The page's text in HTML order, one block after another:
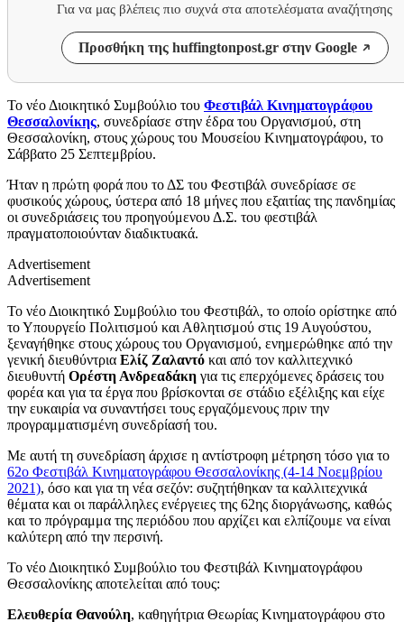
Για να μας βλέπεις πιο συχνά στα αποτελέσματα αναζήτησης
Προσθήκη της huffingtonpost.gr στην Google
Το νέο Διοικητικό Συμβούλιο του Φεστιβάλ Κινηματογράφου
Θεσσαλονίκης, συνεδρίασε στην έδρα του Οργανισμού, στη
Θεσσαλονίκη, στους χώρους του Μουσείου Κινηματογράφου, το
Σάββατο 25 Σεπτεμβρίου.
Ήταν η πρώτη φορά που το ΔΣ του Φεστιβάλ συνεδρίασε σε
φυσικούς χώρους, ύστερα από 18 μήνες που εξαιτίας της πανδημίας
οι συνεδριάσεις του προηγούμενου Δ.Σ. του φεστιβάλ
πραγματοποιούνταν διαδικτυακά.
Advertisement
Advertisement
Το νέο Διοικητικό Συμβούλιο του Φεστιβάλ, το οποίο ορίστηκε από
το Υπουργείο Πολιτισμού και Αθλητισμού στις 19 Αυγούστου,
ξεναγήθηκε στους χώρους του Οργανισμού, ενημερώθηκε από την
γενική διευθύντρια Ελίζ Ζαλαντό και από τον καλλιτεχνικό
διευθυντή Ορέστη Ανδρεαδάκη για τις επερχόμενες δράσεις του
φορέα και για τα έργα που βρίσκονται σε στάδιο εξέλιξης και είχε
την ευκαιρία να συναντήσει τους εργαζόμενους πριν την
προγραμματισμένη συνεδρίασή του.
Με αυτή τη συνεδρίαση άρχισε η αντίστροφη μέτρηση τόσο για το
62ο Φεστιβάλ Κινηματογράφου Θεσσαλονίκης (4-14 Νοεμβρίου
2021), όσο και για τη νέα σεζόν: συζητήθηκαν τα καλλιτεχνικά
θέματα και οι παράλληλες ενέργειες της 62ης διοργάνωσης, καθώς
και το πρόγραμμα της περιόδου που αρχίζει και ελπίζουμε να είναι
καλύτερη από την περσινή.
Το νέο Διοικητικό Συμβούλιο του Φεστιβάλ Κινηματογράφου
Θεσσαλονίκης αποτελείται από τους:
Ελευθερία Θανούλη, καθηγήτρια Θεωρίας Κινηματογράφου στο